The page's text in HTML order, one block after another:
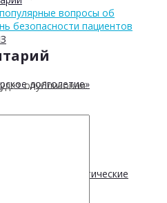
долголетие»
и профилактические
вопросы об
безопасности пациентов
опубликован.